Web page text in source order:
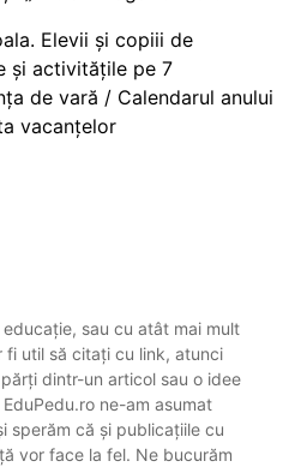
Elevii și copiii de
și activitățile pe 7
de vară / Calendarul anului
vacanțelor
sau cu atât mai mult
util să citați cu link, atunci
dintr-un articol sau o idee
ne-am asumat
sperăm că și publicațiile cu
vor face la fel. Ne bucurăm